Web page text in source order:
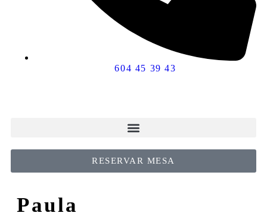
604 45 39 43
RESERVAR MESA
Paula